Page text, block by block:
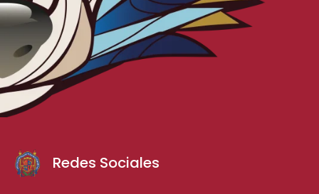
Redes Sociales